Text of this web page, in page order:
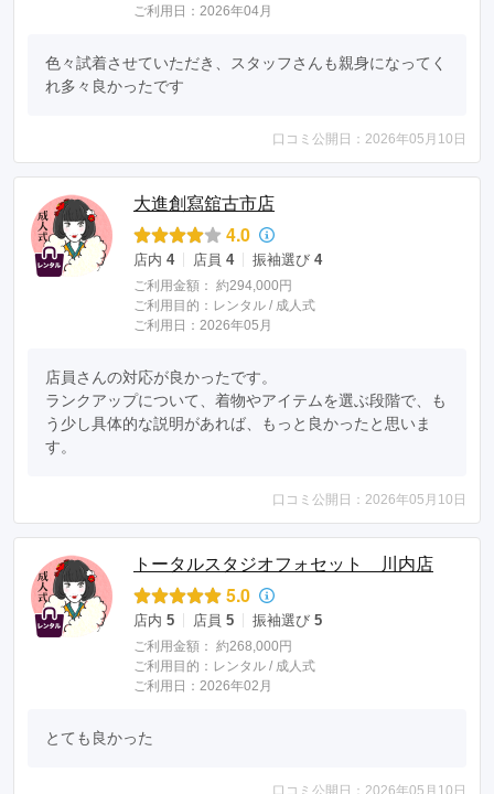
ご利用日：2026年04月
色々試着させていただき、スタッフさんも親身になってく
れ多々良かったです
口コミ公開日：2026年05月10日
大進創寫舘古市店
4.0
店内 4 店員 4 振袖選び 4
ご利用金額： 約294,000円
ご利用目的： レンタル / 成人式
ご利用日：2026年05月
店員さんの対応が良かったです。
ランクアップについて、着物やアイテムを選ぶ段階で、も
う少し具体的な説明があれば、もっと良かったと思いま
す。
口コミ公開日：2026年05月10日
トータルスタジオフォセット 川内店
5.0
店内 5 店員 5 振袖選び 5
ご利用金額： 約268,000円
ご利用目的： レンタル / 成人式
ご利用日：2026年02月
とても良かった
口コミ公開日：2026年05月10日